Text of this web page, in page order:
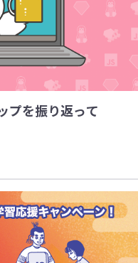
プを振り返って